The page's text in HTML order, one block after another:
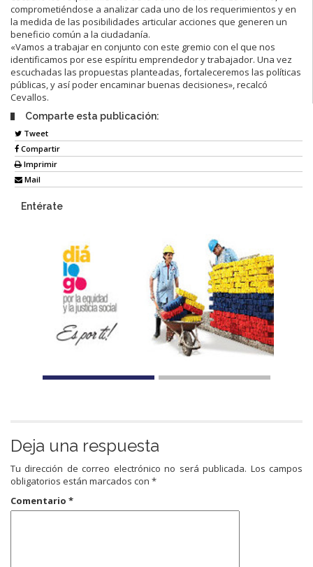
comprometiéndose a analizar cada uno de los requerimientos y en
la medida de las posibilidades articular acciones que generen un
beneficio común a la ciudadanía.
«Vamos a trabajar en conjunto con este gremio con el que nos
identificamos por ese espíritu emprendedor y trabajador. Una vez
escuchadas las propuestas planteadas, fortaleceremos las políticas
públicas, y así poder encaminar buenas decisiones», recalcó
Cevallos.
Comparte esta publicación:
Tweet
Compartir
Imprimir
Mail
Entérate
Deja una respuesta
Tu dirección de correo electrónico no será publicada. Los campos
obligatorios están marcados con *
Comentario *